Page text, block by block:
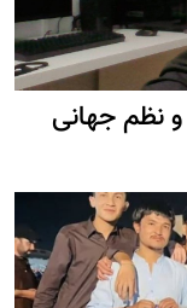
نظم جهانی